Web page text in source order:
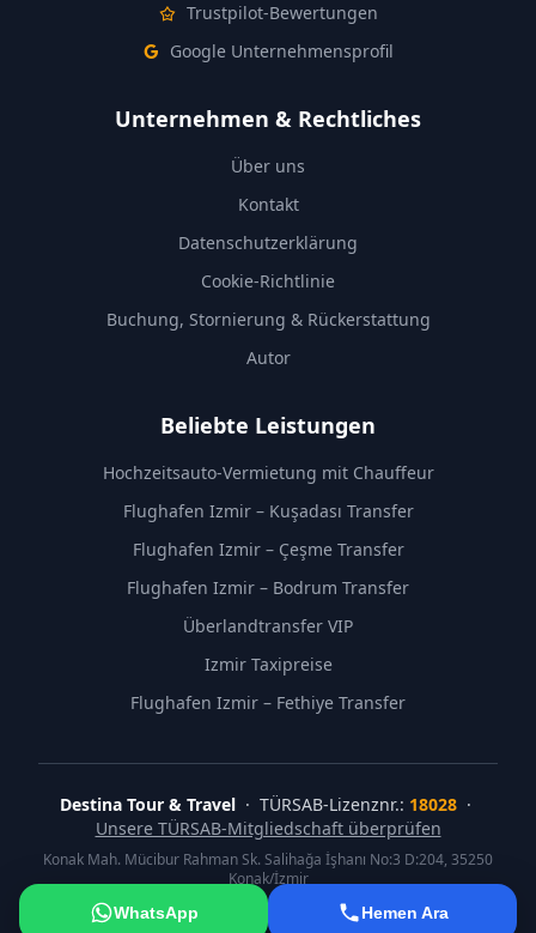
Trustpilot-Bewertungen
Google Unternehmensprofil
Unternehmen & Rechtliches
Über uns
Kontakt
Datenschutzerklärung
Cookie-Richtlinie
Buchung, Stornierung & Rückerstattung
Autor
Beliebte Leistungen
Hochzeitsauto-Vermietung mit Chauffeur
Flughafen Izmir – Kuşadası Transfer
Flughafen Izmir – Çeşme Transfer
Flughafen Izmir – Bodrum Transfer
Überlandtransfer VIP
Izmir Taxipreise
Flughafen Izmir – Fethiye Transfer
Destina Tour & Travel · TÜRSAB-Lizenznr.: 18028 ·
Unsere TÜRSAB-Mitgliedschaft überprüfen
Konak Mah. Mücibur Rahman Sk. Salihağa İşhanı No:3 D:204, 35250
Konak/İzmir
2026Destina Tour & Travel. Alle Rechte vorbehalten.
WhatsApp Hemen Ara